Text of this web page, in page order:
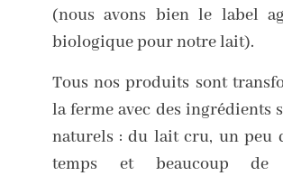
(nous avons bien le label
biologique pour notre lait).
Tous nos produits sont
la ferme avec des ingrédients
naturels : du lait cru, un peu
temps et beaucoup de